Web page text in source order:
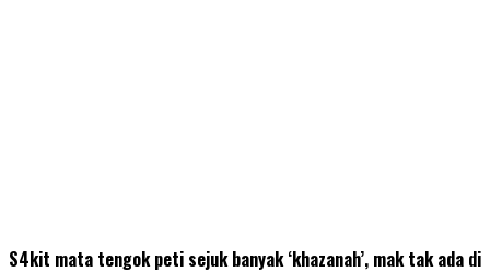
S4kit mata tengok peti sejuk banyak ‘khazanah’, mak tak ada di